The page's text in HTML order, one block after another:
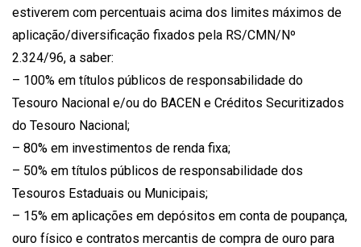
estiverem com percentuais acima dos limites máximos de
aplicação/diversificação fixados pela RS/CMN/Nº
2.324/96, a saber:
– 100% em títulos públicos de responsabilidade do
Tesouro Nacional e/ou do BACEN e Créditos Securitizados
do Tesouro Nacional;
– 80% em investimentos de renda fixa;
– 50% em títulos públicos de responsabilidade dos
Tesouros Estaduais ou Municipais;
– 15% em aplicações em depósitos em conta de poupança,
ouro físico e contratos mercantis de compra de ouro para